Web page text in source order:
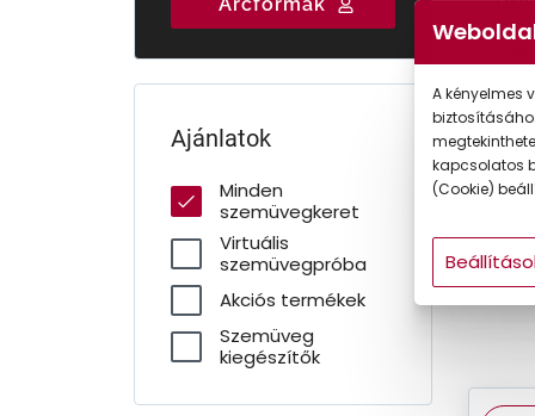
Ajánlatok
Minden
szemüvegkeret
Virtuális
szemüvegpróba
Akciós termékek
Szemüveg
kiegészítők
ajánlatunk közül!
szemüvegét
online!
Ray-
Armani
A kényelmes
kapcsolatos
(Cookie)